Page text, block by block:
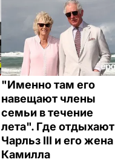
"Именно там его
навещают члены
семьи в течение
лета". Где отдыхают
Чарльз III и его жена
Камилла